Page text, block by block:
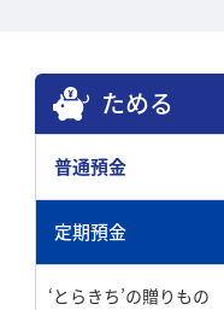
ためる
普通預金
定期預金
‘とらきち’の贈りもの